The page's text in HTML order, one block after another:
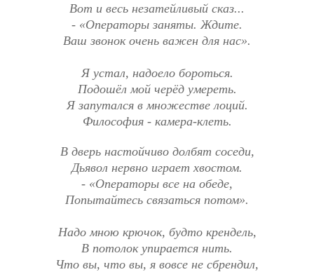
Вот и весь незатейливый сказ...
- «Операторы заняты. Ждите.
Ваш звонок очень важен для нас».
Я устал, надоело бороться.
Подошёл мой черёд умереть.
Я запутался в множестве лоций.
Философия - камера-клеть.
В дверь настойчиво долбят соседи,
Дьявол нервно играет хвостом.
- «Операторы все на обеде,
Попытайтесь связаться потом».
Надо мною крючок, будто крендель,
В потолок упирается нить.
Что вы, что вы, я вовсе не сбрендил,